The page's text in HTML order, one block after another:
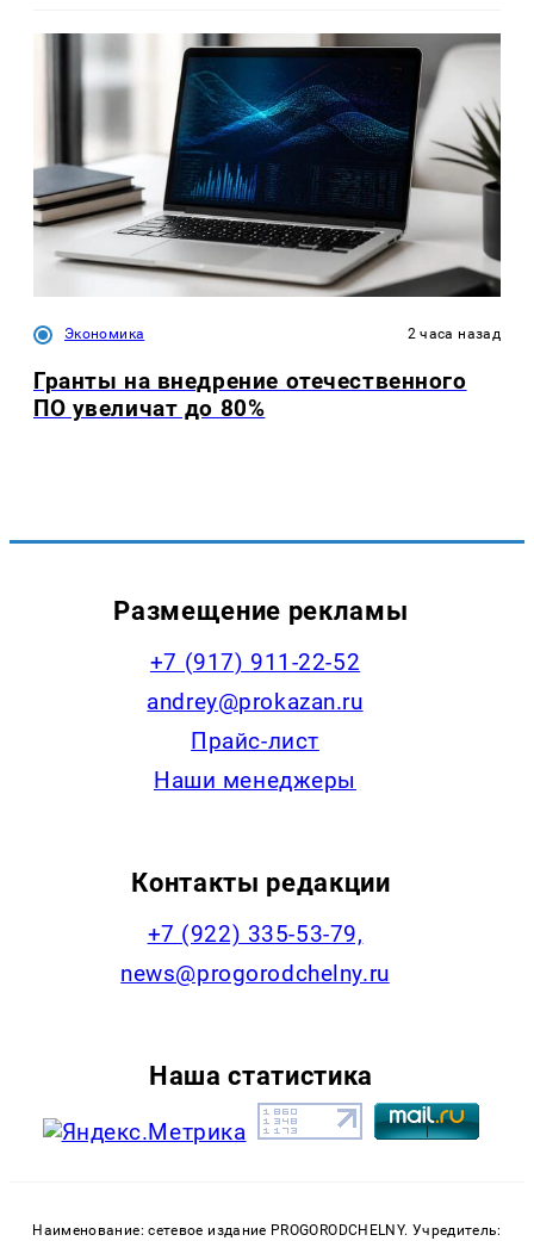
Экономика 2 часа назад
Гранты на внедрение отечественного
ПО увеличат до 80%
Размещение рекламы
+7 (917) 911-22-52
andrey@prokazan.ru
Прайс-лист
Наши менеджеры
Контакты редакции
+7 (922) 335-53-79,
news@progorodchelny.ru
Наша статистика
Наименование: сетевое издание PROGORODCHELNY. Учредитель: